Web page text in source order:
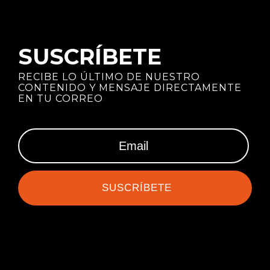
SUSCRÍBETE
RECIBE LO ÚLTIMO DE NUESTRO
CONTENIDO Y MENSAJE DIRECTAMENTE
EN TU CORREO
SUSCRÍBETE